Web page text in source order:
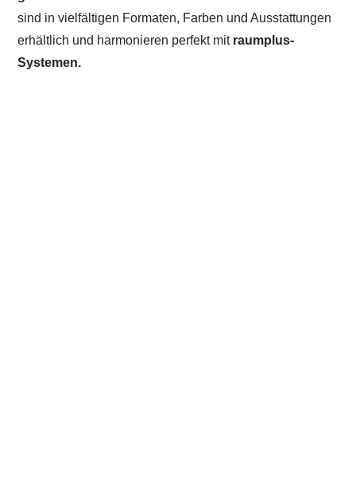
sind in vielfältigen Formaten, Farben und Ausstattungen
erhältlich und harmonieren perfekt mit raumplus-
Systemen.